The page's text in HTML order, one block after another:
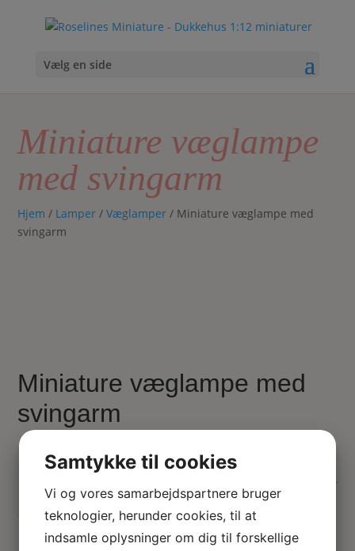
Vælg en side
Miniature væglampe
med svingarm
Hjem / Lamper /Væglamper / Miniature væglampe med
svingarm
Miniature væglampe med
svingarm
195.00
På lager
Tilføj til kurv
Samtykke til cookies
Vi og vores samarbejdspartnere bruger
teknologier, herunder cookies, til at
indsamle oplysninger om dig til forskellige